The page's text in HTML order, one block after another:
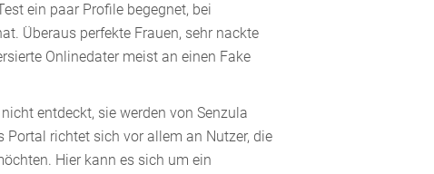
ein paar Profile begegnet, bei
Überaus perfekte Frauen, sehr nackte
Onlinedater meist an einen Fake
entdeckt, sie werden von Senzula
Portal richtet sich vor allem an Nutzer, die
Hier kann es sich um ein